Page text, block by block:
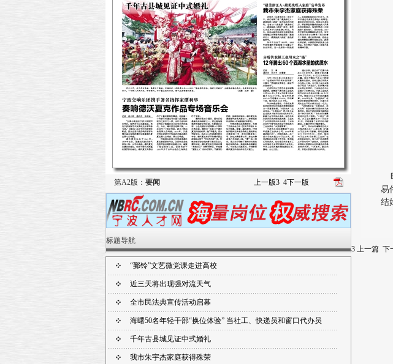
第A2版： 要闻 上一版3 4下一版
标题导航
“鄞铃”文艺微党课走进高校
近三天将出现强对流天气
全市民法典宣传活动启幕
海曙50名年轻干部“换位体验” 当社工、快递员和窗口代办员
千年古县城见证中式婚礼
我市朱宇杰家庭获得殊荣
易
结
3 上一篇 下